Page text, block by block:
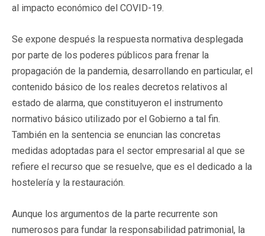
al impacto económico del COVID-19.
Se expone después la respuesta normativa desplegada
por parte de los poderes públicos para frenar la
propagación de la pandemia, desarrollando en particular, el
contenido básico de los reales decretos relativos al
estado de alarma, que constituyeron el instrumento
normativo básico utilizado por el Gobierno a tal fin.
También en la sentencia se enuncian las concretas
medidas adoptadas para el sector empresarial al que se
refiere el recurso que se resuelve, que es el dedicado a la
hostelería y la restauración.
Aunque los argumentos de la parte recurrente son
numerosos para fundar la responsabilidad patrimonial, la